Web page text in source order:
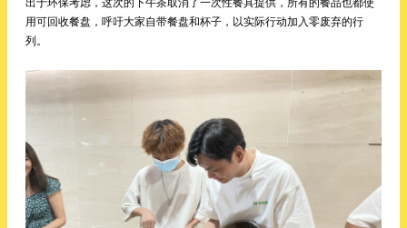
出于环保考虑，这次的下午茶取消了一次性餐具提供，所有的餐品也都使
用可回收餐盘，呼吁大家自带餐盘和杯子，以实际行动加入零废弃的行
列。